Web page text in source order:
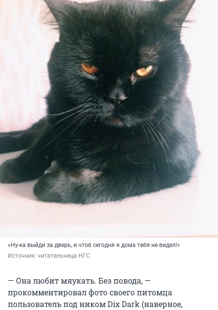
«Ну-ка выйди за дверь, и чтоб сегодня я дома тебя не видел!»
Источник: читательница НГС
— Она любит мяукать. Без повода, —
прокомментировал фото своего питомца
пользователь под ником Dix Dark (наверное,